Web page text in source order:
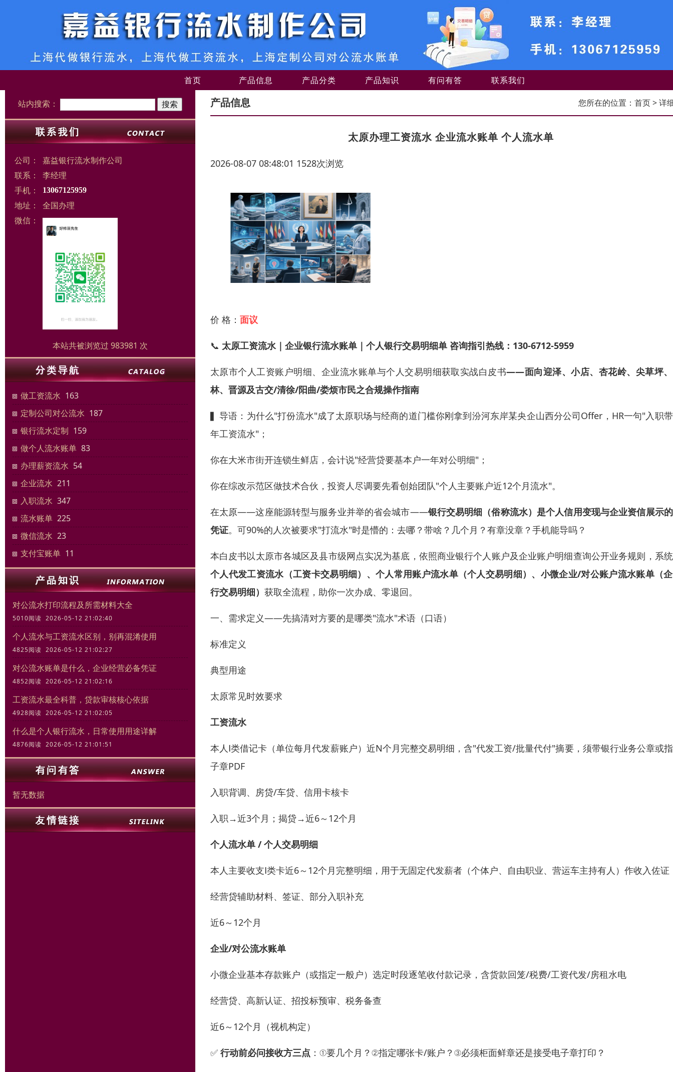
首页 产品信息 产品分类 产品知识 有问有答 联系我们
站内搜索：
公司：
嘉益银行流水制作公司
联系：
李经理
手机：
13067125959
地址：
全国办理
微信：
本站共被浏览过 983981 次
做工资流水 163
定制公司对公流水 187
银行流水定制 159
做个人流水账单 83
办理薪资流水 54
企业流水 211
入职流水 347
流水账单 225
微信流水 23
支付宝账单 11
对公流水打印流程及所需材料大全
5010阅读 2026-05-12 21:02:40
个人流水与工资流水区别，别再混淆使用
4825阅读 2026-05-12 21:02:27
对公流水账单是什么，企业经营必备凭证
4852阅读 2026-05-12 21:02:16
工资流水最全科普，贷款审核核心依据
4928阅读 2026-05-12 21:02:05
什么是个人银行流水，日常使用用途详解
4876阅读 2026-05-12 21:01:51
暂无数据
产品信息 您所在的位置： 首页> 详
太原办理工资流水 企业流水账单 个人流水单
2026-08-07 08:48:01 1528次浏览
价 格： 面议
📞 太原工资流水｜企业银行流水账单｜个人银行交易明细单 咨询指引热线：130-6712-5959
太原市个人工资账户明细、企业流水账单与个人交易明细获取实战白皮书——面向迎泽、小店、杏花岭、尖草坪
林、晋源及古交/清徐/阳曲/娄烦市民之合规操作指南
▍导语：为什么"打份流水"成了太原职场与经商的道门槛你刚拿到汾河东岸某央企山西分公司Offer，HR一句"入职
年工资流水"；
你在大米市街开连锁生鲜店，会计说"经营贷要基本户一年对公明细"；
你在综改示范区做技术合伙，投资人尽调要先看创始团队"个人主要账户近12个月流水"。
在太原——这座能源转型与服务业并举的省会城市——银行交易明细（俗称流水）是个人信用变现与企业资信展示
凭证。可90%的人次被要求"打流水"时是懵的：去哪？带啥？几个月？有章没章？手机能导吗？
本白皮书以太原市各城区及县市级网点实况为基底，依照商业银行个人账户及企业账户明细查询公开业务规则，系
个人代发工资流水（工资卡交易明细）、个人常用账户流水单（个人交易明细）、小微企业/对公账户流水账单（
行交易明细） 获取全流程，助你一次办成、零退回。
一、需求定义——先搞清对方要的是哪类"流水"术语（口语）
标准定义
典型用途
太原常见时效要求
工资流水
本人Ⅰ类借记卡（单位每月代发薪账户）近N个月完整交易明细，含"代发工资/批量代付"摘要，须带银行业务公章或
子章PDF
入职背调、房贷/车贷、信用卡核卡
入职→近3个月；揭贷→近6～12个月
个人流水单 / 个人交易明细
本人主要收支Ⅰ类卡近6～12个月完整明细，用于无固定代发薪者（个体户、自由职业、营运车主持有人）作收入佐证
经营贷辅助材料、签证、部分入职补充
近6～12个月
企业/对公流水账单
小微企业基本存款账户（或指定一般户）选定时段逐笔收付款记录，含货款回笼/税费/工资代发/房租水电
经营贷、高新认证、招投标预审、税务备查
近6～12个月（视机构定）
✅ 行动前必问接收方三点 ：①要几个月？②指定哪张卡/账户？③必须柜面鲜章还是接受电子章打印？